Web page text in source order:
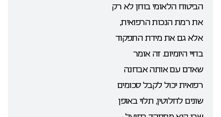
הביטוח הלאומי בוחן לא רק
את רמת הנכות הרפואית,
אלא גם את מידת התפקוד
בחיי היומיום. זה אומר
שאדם עם אותה אבחנה
רפואית יכול לקבל סכומים
שונים לחלוטין, תלוי באופן